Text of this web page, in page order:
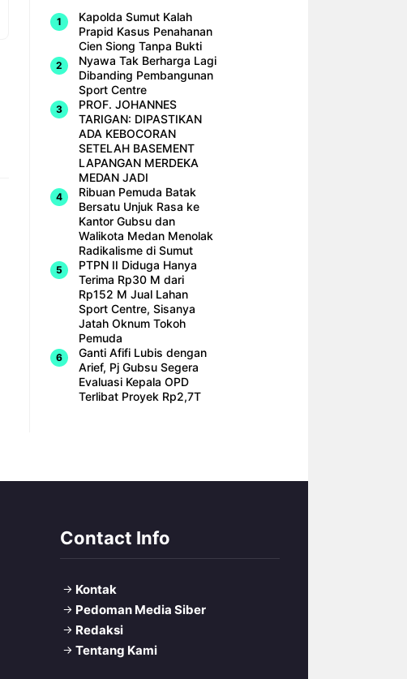
Kapolda Sumut Kalah
Prapid Kasus Penahanan
Cien Siong Tanpa Bukti
Nyawa Tak Berharga Lagi
Dibanding Pembangunan
Sport Centre
PROF. JOHANNES
TARIGAN: DIPASTIKAN
ADA KEBOCORAN
SETELAH BASEMENT
LAPANGAN MERDEKA
MEDAN JADI
Ribuan Pemuda Batak
Bersatu Unjuk Rasa ke
Kantor Gubsu dan
Walikota Medan Menolak
Radikalisme di Sumut
PTPN II Diduga Hanya
Terima Rp30 M dari
Rp152 M Jual Lahan
Sport Centre, Sisanya
Jatah Oknum Tokoh
Pemuda
Ganti Afifi Lubis dengan
Arief, Pj Gubsu Segera
Evaluasi Kepala OPD
Terlibat Proyek Rp2,7T
Contact Info
Kontak
Pedoman Media Siber
Redaksi
Tentang Kami